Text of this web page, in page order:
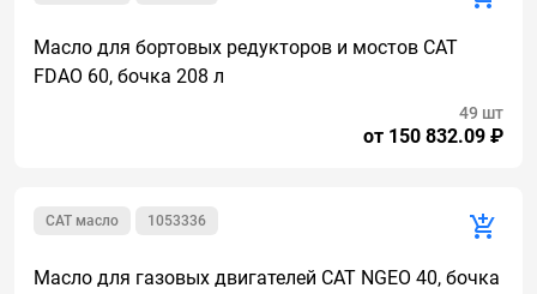
Масло для бортовых редукторов и мостов CAT
FDAO 60, бочка 208 л
от 150 832.09 ₽
49 шт
1053336
CAT масло
Масло для газовых двигателей CAT NGEO 40, бочка